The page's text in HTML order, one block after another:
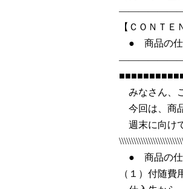
【ＣＯＮＴＥ
● 商品の仕
みなさん、
今回は、商
週末に向け
● 商品の仕
（１）付随費